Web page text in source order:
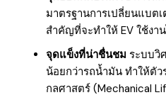
มาตรฐานการเปลี่ยนแบต
สำคัญที่จะทำให้ EV ใช้งา
จุดแข็งที่น่าชื่นชม ระบบวิ
น้อยกว่ารถน้ำมัน ทำให้ตัว
กลศาสตร์ (Mechanical